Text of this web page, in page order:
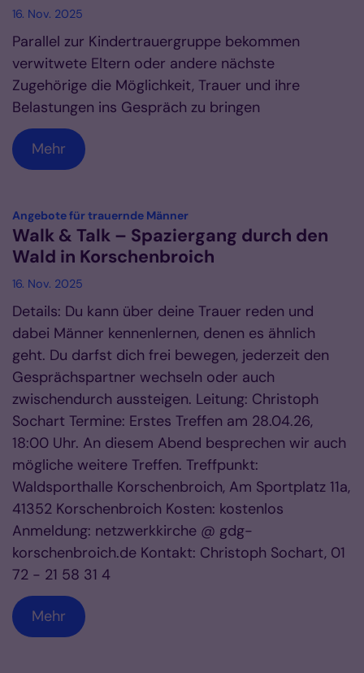
16. Nov. 2025
Parallel zur Kindertrauergruppe bekommen
verwitwete Eltern oder andere nächste
Zugehörige die Möglichkeit, Trauer und ihre
Belastungen ins Gespräch zu bringen
Mehr
Angebote für trauernde Männer:
Walk & Talk – Spaziergang durch den
Wald in Korschenbroich
16. Nov. 2025
Details: Du kann über deine Trauer reden und
dabei Männer kennenlernen, denen es ähnlich
geht. Du darfst dich frei bewegen, jederzeit den
Gesprächspartner wechseln oder auch
zwischendurch aussteigen. Leitung: Christoph
Sochart Termine: Erstes Treffen am 28.04.26,
18:00 Uhr. An diesem Abend besprechen wir auch
mögliche weitere Treffen. Treffpunkt:
Waldsporthalle Korschenbroich, Am Sportplatz 11a,
41352 Korschenbroich Kosten: kostenlos
Anmeldung: netzwerkkirche @ gdg-
korschenbroich.de Kontakt: Christoph Sochart, 01
72 - 21 58 31 4
Mehr